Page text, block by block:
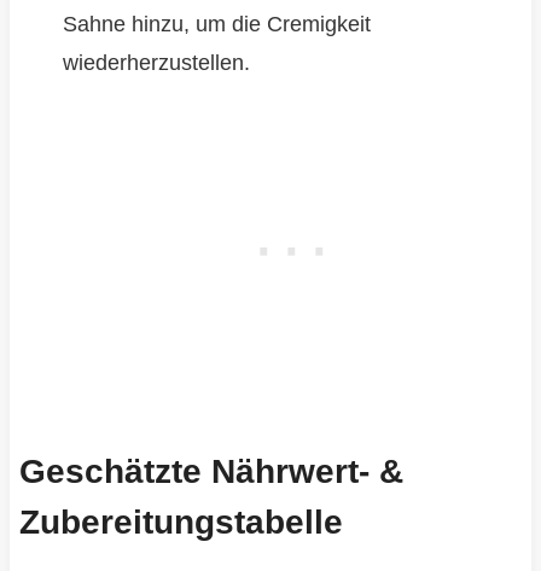
Sahne hinzu, um die Cremigkeit
wiederherzustellen.
Geschätzte Nährwert- &
Zubereitungstabelle